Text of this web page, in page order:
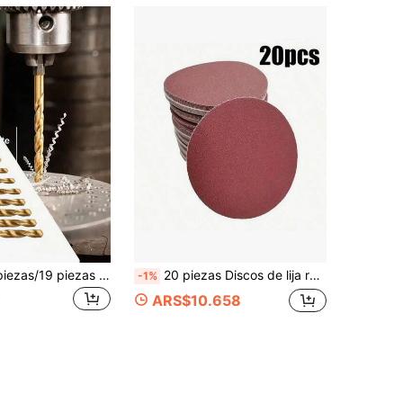
Juego de 13 piezas/19 piezas de brocas helicoidales de acero de alta velocidad con revestimiento de titanio y vástago hexagonal, brocas de impacto con punta dividida a 135°, adecuadas para madera, metal, plástico, aluminio, herramientas eléctricas DIY para mejoras del hogar, acero de alta velocidad duradero, perforación rápida, sin desviación de la punta, adecuado para taladro inalámbrico, taller y uso doméstico -1% 20 piezas Discos de lija redondos de 5 pulgadas (125 mm), sin perforaciones - Grano: 60/80/100/120/150/180/240/320/400/600/800/1000 ¡Perfectos para lijadoras orbitales aleatorias!
ARS$10.658